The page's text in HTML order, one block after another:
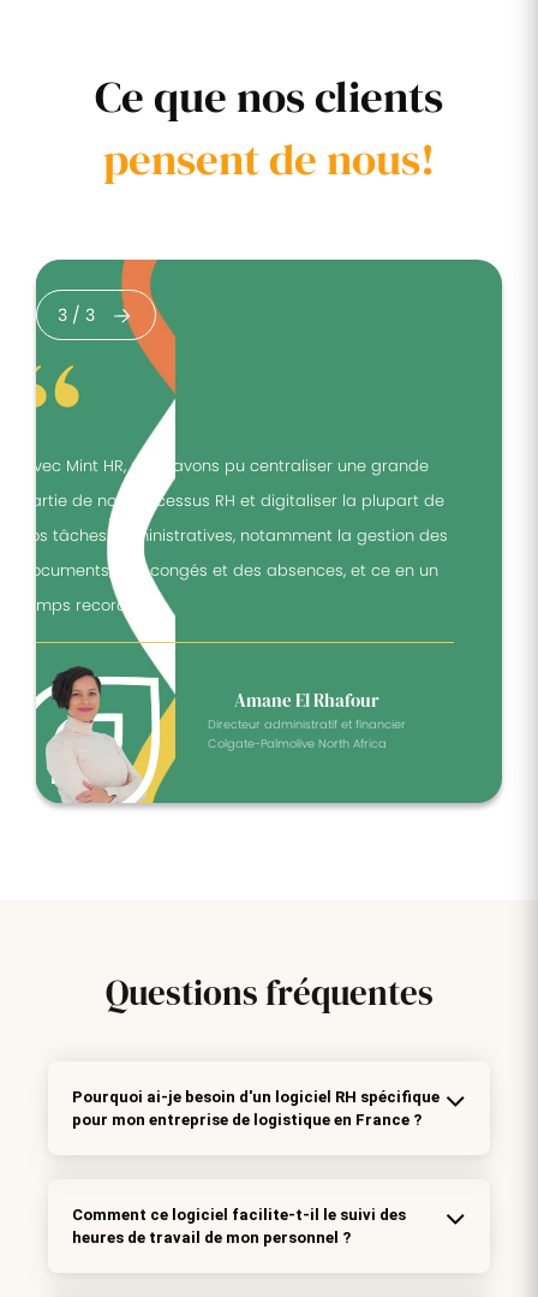
Ce que nos clients
pensent de nous!
3 /3
"Avec Mint HR, nous avons pu centraliser une grande
partie de nos processus RH et digitaliser la plupart de
nos tâches administratives, notamment la gestion des
documents, des congés et des absences, et ce en un
temps record."
Amane El Rhafour
Directeur administratif et financier
Colgate-Palmolive North Africa
Questionsfréquentes
Pourquoi ai-je besoin d'un logiciel RH spécifique
pour mon entreprise de logistique en France ?
Comment ce logiciel facilite-t-il le suivi des
heures de travail de mon personnel ?